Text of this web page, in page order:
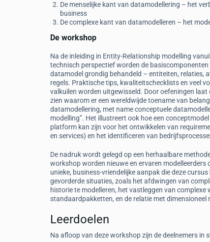
De menselijke kant van datamodellering – het
business
De complexe kant van datamodelleren – het
De workshop
Na de inleiding in Entity-Relationship modelling
technisch perspectief worden de basiscomponenten
datamodel grondig behandeld – entiteiten, relaties,
regels. Praktische tips, kwaliteitschecklists en veel
valkuilen worden uitgewisseld. Door oefeningen laat
zien waarom er een wereldwijde toename van
datamodellering, met name conceptuele
modelling”. Het illustreert ook hoe een
platform kan zijn voor het ontwikkelen van
en services) en het identificeren van
De nadruk wordt gelegd op een herhaalbare
workshop worden nieuwe en ervaren
unieke, business-vriendelijke aanpak die deze
gevorderde situaties, zoals het afdwingen van
historie te modelleren, het vastleggen van
standaardpakketten, en de relatie met dimensioneel
Leerdoelen
Na afloop van deze workshop zijn de deelnemers in